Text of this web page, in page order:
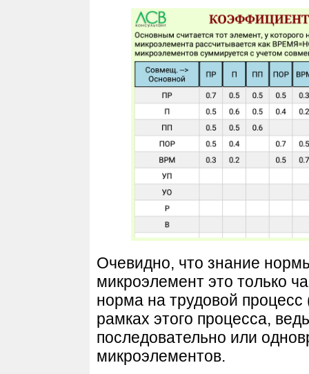
Очевидно, что знание
микроэлемент это только
норма на трудовой
рамках этого процесса,
последовательно или
микроэлементов.